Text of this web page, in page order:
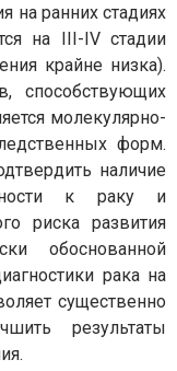
на ранних стадиях
на III-IV стадии
крайне низка).
способствующих
молекулярно-
форм.
наличие
к раку и
риска развития
обоснованной
рака на
существенно
результаты